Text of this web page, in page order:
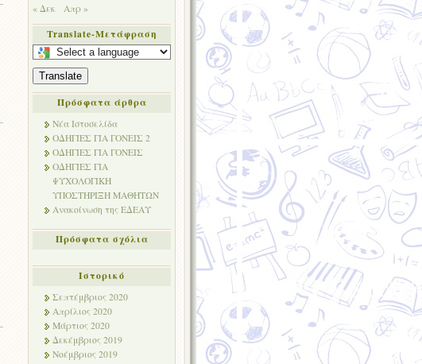
« Δεκ
Απρ »
Translate-Μετάφραση
Select
a
language
to
translate
this
page
Translate
Πρόσφατα άρθρα
Νέα Ιστοσελίδα
ΟΔΗΓΙΕΣ ΓΙΑ ΓΟΝΕΙΣ 2
ΟΔΗΓΙΕΣ ΓΙΑ ΓΟΝΕΙΣ
ΟΔΗΓΙΕΣ ΓΙΑ
ΨΥΧΟΛΟΓΙΚΗ
ΥΠΟΣΤΗΡΙΞΗ ΜΑΘΗΤΩΝ
Ανακοίνωση της ΕΔΕΑΥ
Πρόσφατα σχόλια
Ιστορικό
Σεπτέμβριος 2020
Απρίλιος 2020
Μάρτιος 2020
Δεκέμβριος 2019
Νοέμβριος 2019